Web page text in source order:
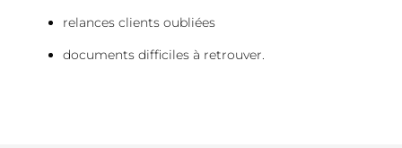
relances clients oubliées
documents difficiles à retrouver.